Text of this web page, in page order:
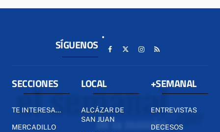
SÍGUENOS
SECCIONES
TE INTERESA...
MERCADILLO
LOCAL
ALCÁZAR DE
SAN JUAN
+SEMANAL
ENTREVISTAS
DECESOS